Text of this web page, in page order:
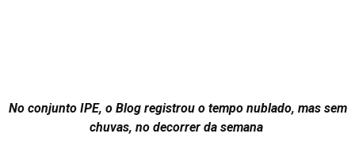
No conjunto IPE, o Blog registrou o tempo nublado, mas sem
chuvas, no decorrer da semana